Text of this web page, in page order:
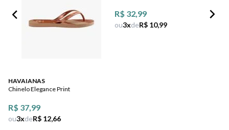
HAVAIANAS
Chinelo Elegance Print
R$ 37,99
ou3xdeR$ 12,66
R$ 32,99
ou3xdeR$ 10,99